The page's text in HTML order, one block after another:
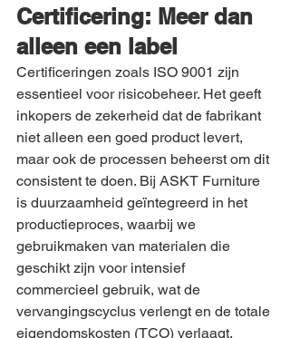
Certificering: Meer dan
alleen een label
Certificeringen zoals ISO 9001 zijn
essentieel voor risicobeheer. Het geeft
inkopers de zekerheid dat de fabrikant
niet alleen een goed product levert,
maar ook de processen beheerst om dit
consistent te doen. Bij ASKT Furniture
is duurzaamheid geïntegreerd in het
productieproces, waarbij we
gebruikmaken van materialen die
geschikt zijn voor intensief
commercieel gebruik, wat de
vervangingscyclus verlengt en de totale
eigendomskosten (TCO) verlaagt.